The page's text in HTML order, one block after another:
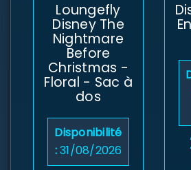
Loungefly
Disney The
Nightmare
Before
Christmas -
Floral - Sac à
dos
Disponibilité
:31/08/2026